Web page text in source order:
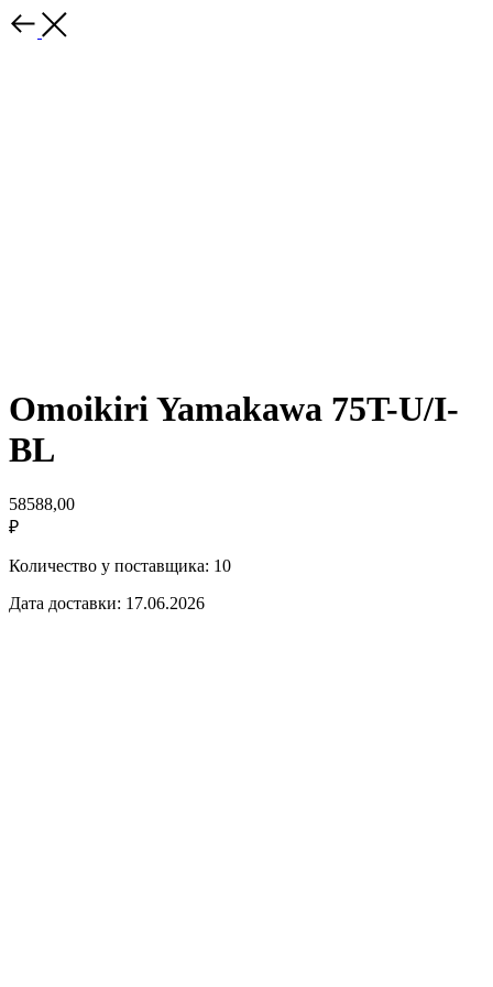
Omoikiri Yamakawa 75T-U/I-
BL
58588,00
₽
Количество у поставщика: 10
Дата доставки: 17.06.2026